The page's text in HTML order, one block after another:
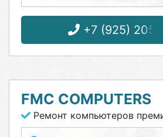
+7 (925) 205-
FMC COMPUTERS
Ремонт компьютеров